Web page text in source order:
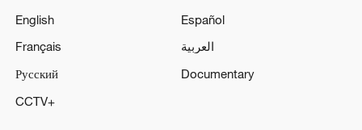
English
Español
Français
العربية
Русский
Documentary
CCTV+